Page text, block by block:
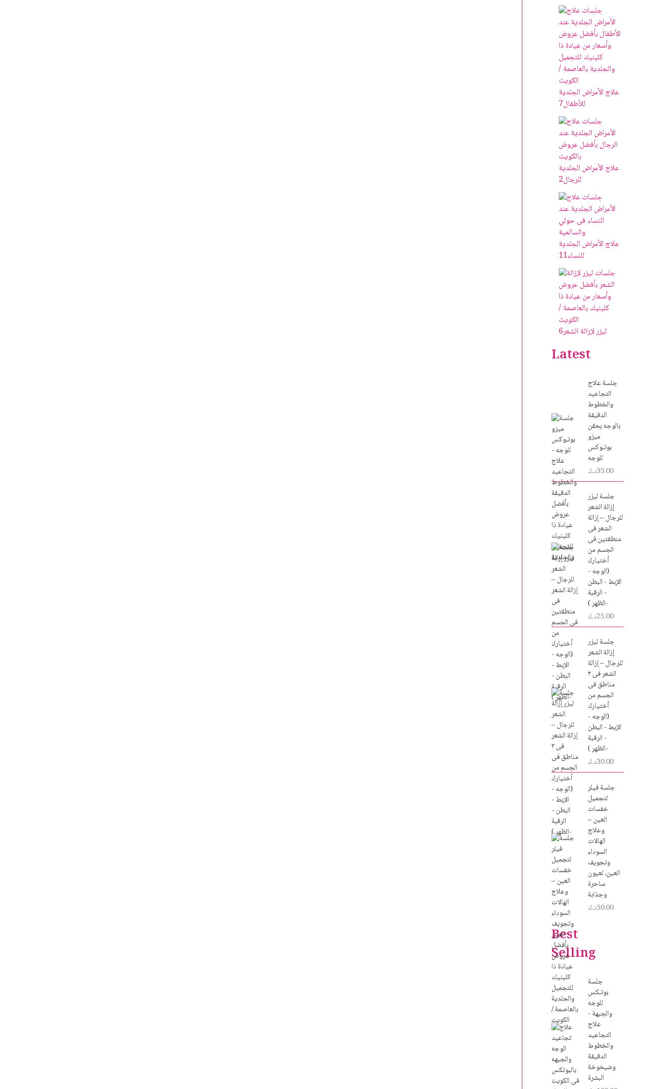
علاج الأمراض الجلدية
للأطفال7
علاج الأمراض الجلدية
للرجال2
علاج الأمراض الجلدية
للنساء11
ليزر لإزالة الشعر6
Latest
جلسة علاج
التجاعيد
والخطوط
الدقيقة
بالوجه بحقن
ميزو
بوتـوكس
للوجه
35.00د.ك
جلسة ليزر
إزالة الشعر
للرجال – إزالة
الشعر فى
منطقتين فى
الجسم من
أختيارك
(الوجه -
الإبط - البطن
- الرقبة
-الظهر )
25.00د.ك
جلسة ليزر
إزالة الشعر
للرجال – إزالة
الشعر فى ٣
مناطق فى
الجسم من
أختيارك
(الوجه -
الإبط - البطن
- الرقبة
-الظهر )
30.00د.ك
جلسة فيلر
لتجميل
خفسات
العين –
وعلاج
الهالات
السوداء
وتجويف
العين، لعيون
ساحرة
وجذابة
50.00د.ك
Best
Selling
جلسة
بوتـكس
للوجه
والجبهة -
علاج
التجاعيد
والخطوط
الدقيقة
وشيخوخة
البشرة